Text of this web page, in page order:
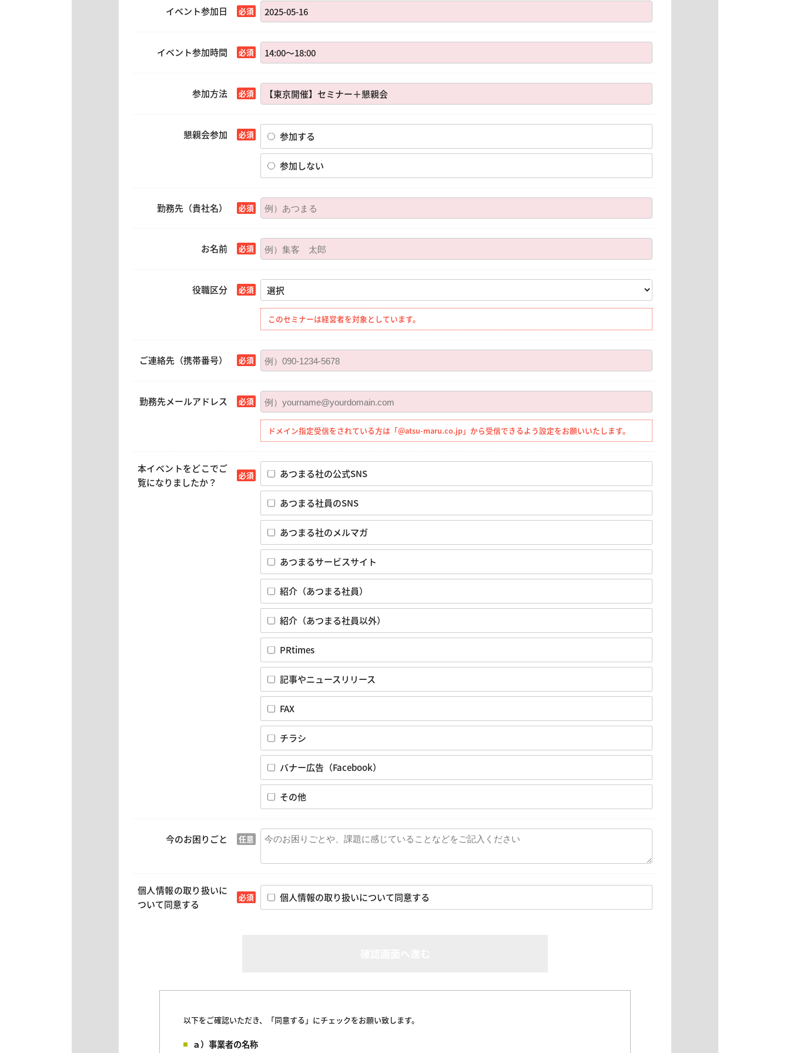
イベント参加日
イベント参加時間
参加方法
懇親会参加 参加する
参加しない
勤務先（貴社名）
お名前
役職区分
このセミナーは経営者を対象としています。
ご連絡先（携帯番号）
勤務先メールアドレス
ドメイン指定受信をされている方は「@atsu-maru.co.jp」から受信できるよう設定をお願いいたします。
本イベントをどこでご
覧になりましたか？
あつまる社の公式SNS
あつまる社員のSNS
あつまる社のメルマガ
あつまるサービスサイト
紹介（あつまる社員）
紹介（あつまる社員以外）
PRtimes
記事やニュースリリース
FAX
チラシ
バナー広告（Facebook）
その他
今のお困りごと
個人情報の取り扱いに
ついて同意する
個人情報の取り扱いについて同意する
以下をご確認いただき、「同意する」にチェックをお願い致します。
ａ）事業者の名称